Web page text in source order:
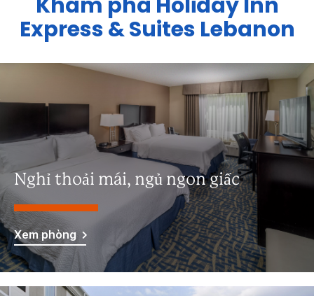
Express & Suites Lebanon
Nghỉ thoải mái, ngủ ngon giấc
Xem phòng